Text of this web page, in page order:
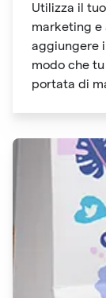
Utilizza il
marketing e
aggiungere
modo che
portata di